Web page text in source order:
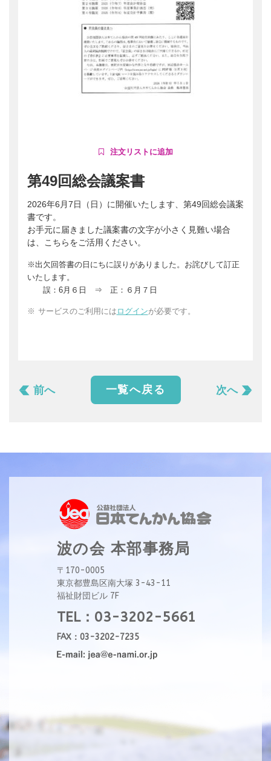
第49回総会議案書
2026年6月7日（日）に開催いたします、第49回総会議案
書です。
お手元に届きました議案書の文字が小さく見難い場合
は、こちらをご活用ください。
※出欠回答書の日にちに誤りがありました。お詫びして訂正
いたします。
誤：6月６日 ⇒ 正：６月７日
サービスのご利用には ログインが必要です。
前へ 一覧へ戻る 次へ
波の会 本部事務局
〒170-0005
東京都豊島区南大塚 3-43-11
福祉財団ビル 7F
TEL：03-3202-5661
FAX：03-3202-7235